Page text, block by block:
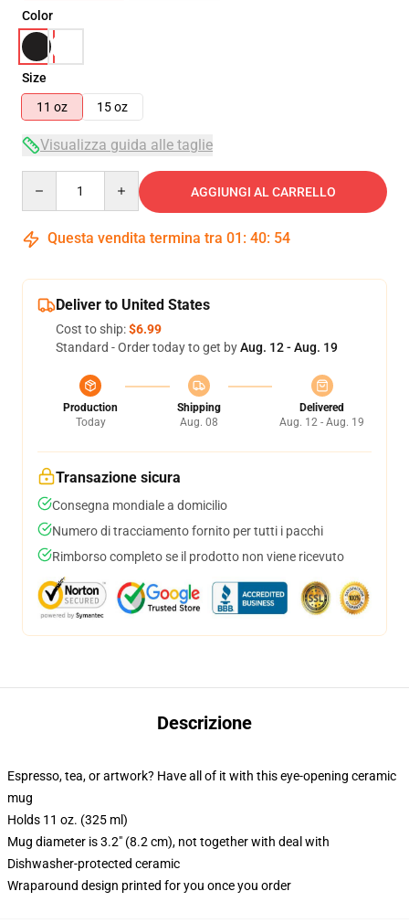
Color
Size
11 oz
15 oz
Visualizza guida alle taglie
AGGIUNGI AL CARRELLO
Questa vendita termina tra 01 : 40: 54
Deliver to United States
Cost to ship:$6.99
Standard - Order today to get byAug. 12 - Aug. 19
Production
Today
Shipping
Aug. 08
Delivered
Aug. 12 - Aug. 19
Transazione sicura
Consegna mondiale a domicilio
Numero di tracciamento fornito per tutti i pacchi
Rimborso completo se il prodotto non viene ricevuto
Descrizione
Espresso, tea, or artwork? Have all of it with this eye-opening ceramic
mug
Holds 11 oz. (325 ml)
Mug diameter is 3.2" (8.2 cm), not together with deal with
Dishwasher-protected ceramic
Wraparound design printed for you once you order